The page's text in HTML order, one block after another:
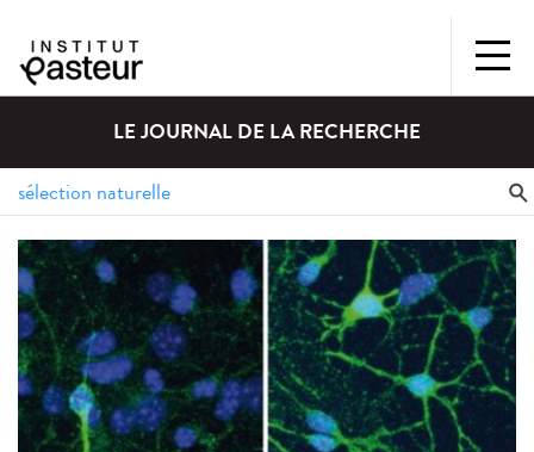
LE JOURNAL DE LA RECHERCHE